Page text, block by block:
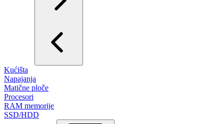
Kućišta
Napajanja
Matične ploče
Procesori
RAM memorije
SSD/HDD